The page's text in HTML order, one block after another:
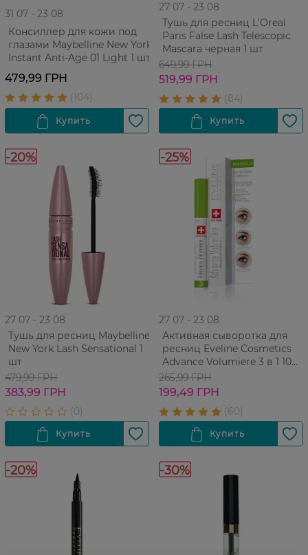
31 07 - 23 08
Консиллер для кожи под
глазами Maybelline New York
Instant Anti-Age 01 Light 1 шт
479,99 ГРН
27 07 - 23 08
Тушь для ресниц L'Oreal
Paris False Lash Telescopic
Mascara черная 1 шт
649,99 ГРН
519,99 ГРН
-20%
27 07 - 23 08
Тушь для ресниц Maybelline
New York Lash Sensational 1
шт
479,99 ГРН
383,99 ГРН
-25%
27 07 - 23 08
Активная сыворотка для
ресниц Eveline Cosmetics
Advance Volumiere 3 в 1 10
мл
265,99 ГРН
199,49 ГРН
-20% -30%